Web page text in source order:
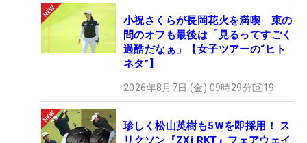
小祝さくらが長岡花火を満喫 束の
間のオフも最後は「見るってすごく
過酷だなぁ」【女子ツアーの“ヒト
ネタ”】
2026年8月7日 (金) 09時29分 19
珍しく松山英樹も5Wを即採用！ ス
リクソン『ZXi RKT』フェアウェイ